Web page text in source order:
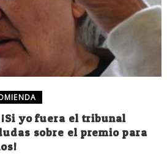
yo fuera el tribunal
sobre el premio para